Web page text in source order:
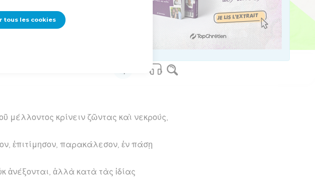
ἐξηρτισμένος.
of Biblical Literature and Logos Bible Software - sblgnt.com
μέλλοντος κρίνειν ζῶντας καὶ νεκρούς,
ἐπιτίμησον, παρακάλεσον, ἐν πάσῃ
ἀνέξονται, ἀλλὰ κατὰ τὰς ἰδίας
tous les cookies